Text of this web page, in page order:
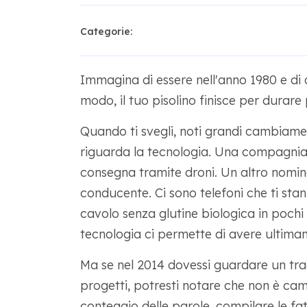
Categorie:
Immagina di essere nell'anno 1980 e
modo, il tuo pisolino finisce per durare
Quando ti svegli, noti grandi
riguarda la tecnologia. Una
consegna tramite droni. Un altro
conducente. Ci sono telefoni che ti
cavolo senza glutine biologica in
tecnologia ci permette di avere
Ma se nel 2014 dovessi guardare un
progetti, potresti notare che non è